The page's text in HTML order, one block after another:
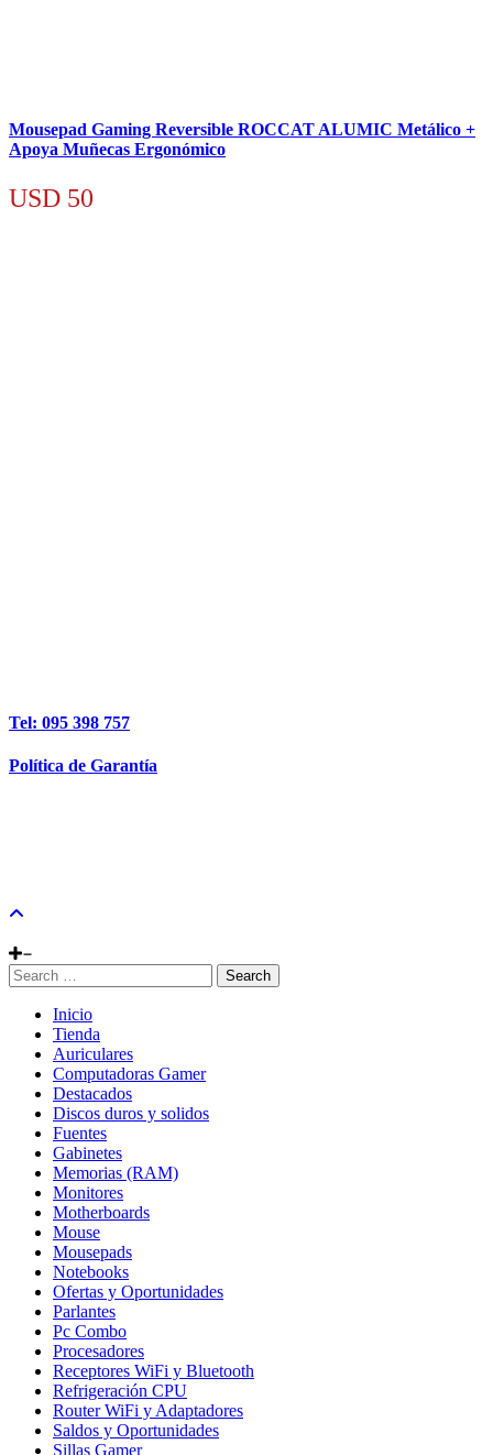
Mousepad Gaming Reversible ROCCAT ALUMIC Metálico +
Apoya Muñecas Ergonómico
USD 50
Tel: 095 398 757
Política de Garantía
Search
Inicio
Tienda
Auriculares
Computadoras Gamer
Destacados
Discos duros y solidos
Fuentes
Gabinetes
Memorias (RAM)
Monitores
Motherboards
Mouse
Mousepads
Notebooks
Ofertas y Oportunidades
Parlantes
Pc Combo
Procesadores
Receptores WiFi y Bluetooth
Refrigeración CPU
Router WiFi y Adaptadores
Saldos y Oportunidades
Sillas Gamer